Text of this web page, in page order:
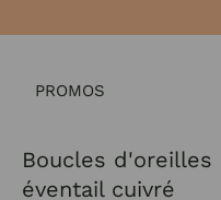
PROMOS
Boucles d'oreilles
éventail cuivré